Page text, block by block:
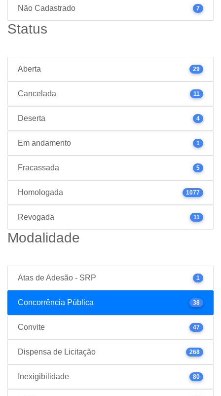
Não Cadastrado 7
Status
Aberta 29
Cancelada 11
Deserta 4
Em andamento 1
Fracassada 5
Homologada 1077
Revogada 11
Modalidade
Atas de Adesão - SRP 1
Concorrência Pública 38
Convite 47
Dispensa de Licitação 268
Inexigibilidade 80